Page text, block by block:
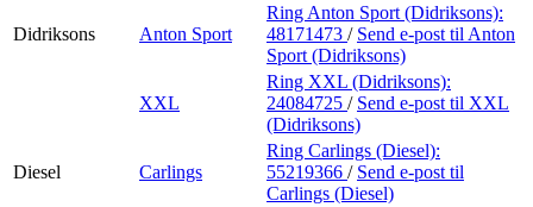
Didriksons Anton Sport
Ring Anton Sport (Didriksons):
48171473 / Send e-post til Anton
Sport (Didriksons)
XXL
Ring XXL (Didriksons):
24084725 / Send e-post til XXL
(Didriksons)
Diesel Carlings
Ring Carlings (Diesel):
55219366 / Send e-post til
Carlings (Diesel)